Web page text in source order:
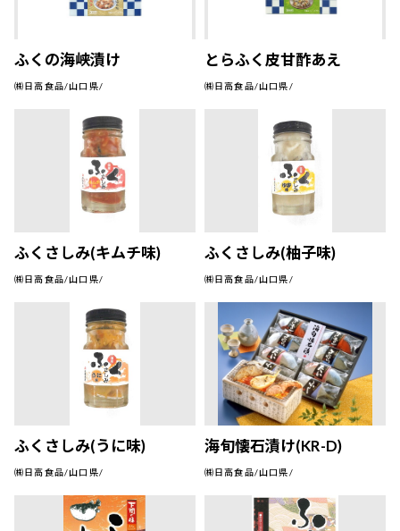
ふくの海峡漬け
㈱日高食品/山口県/
とらふく皮甘酢あえ
㈱日高食品/山口県/
ふくさしみ(キムチ味)
㈱日高食品/山口県/
ふくさしみ(柚子味)
㈱日高食品/山口県/
ふくさしみ(うに味)
㈱日高食品/山口県/
海旬懐石漬け(KR-D)
㈱日高食品/山口県/